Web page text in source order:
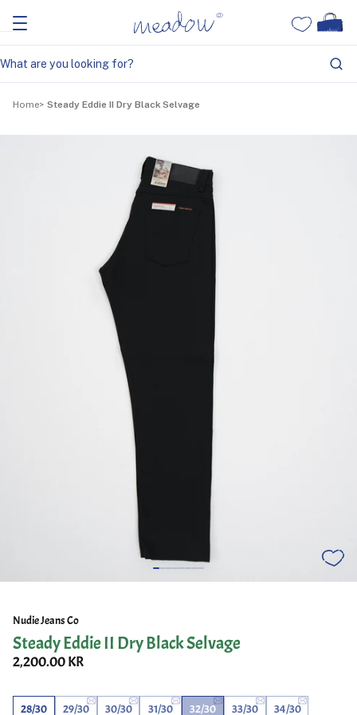
Home Steady Eddie II Dry Black Selvage
Nudie Jeans Co
Steady Eddie II Dry Black Selvage
2,200.00 KR
28/30 29/30 30/30 31/30 32/30 33/30
34/30